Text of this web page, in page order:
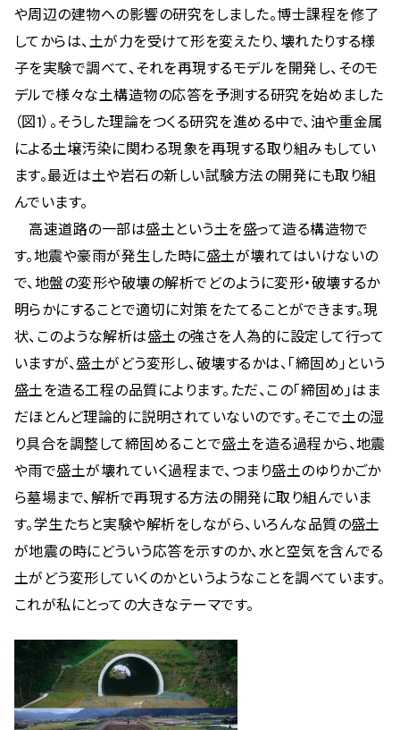
や周辺の建物への影響の研究をしました。博士課程を修了
してからは、土が力を受けて形を変えたり、壊れたりする様
子を実験で調べて、それを再現するモデルを開発し、そのモ
デルで様々な土構造物の応答を予測する研究を始めました
（図1）。そうした理論をつくる研究を進める中で、油や重金属
による土壌汚染に関わる現象を再現する取り組みもしてい
ます。最近は土や岩石の新しい試験方法の開発にも取り組
んでいます。
高速道路の一部は盛土という土を盛って造る構造物で
す。地震や豪雨が発生した時に盛土が壊れてはいけないの
で、地盤の変形や破壊の解析でどのように変形・破壊するか
明らかにすることで適切に対策をたてることができます。現
状、このような解析は盛土の強さを人為的に設定して行って
いますが、盛土がどう変形し、破壊するかは、「締固め」という
盛土を造る工程の品質によります。ただ、この「締固め」はま
だほとんど理論的に説明されていないのです。そこで土の湿
り具合を調整して締固めることで盛土を造る過程から、地震
や雨で盛土が壊れていく過程まで、つまり盛土のゆりかごか
ら墓場まで、解析で再現する方法の開発に取り組んでいま
す。学生たちと実験や解析をしながら、いろんな品質の盛土
が地震の時にどういう応答を示すのか、水と空気を含んでる
土がどう変形していくのかというようなことを調べています。
これが私にとっての大きなテーマです。